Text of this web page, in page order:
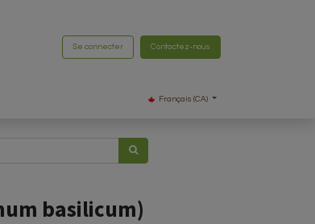
Se connecter Contactez-nous
Français (CA)
basilicum)